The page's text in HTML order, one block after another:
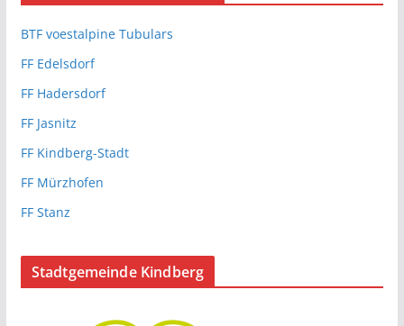
BTF voestalpine Tubulars
FF Edelsdorf
FF Hadersdorf
FF Jasnitz
FF Kindberg-Stadt
FF Mürzhofen
FF Stanz
Stadtgemeinde Kindberg